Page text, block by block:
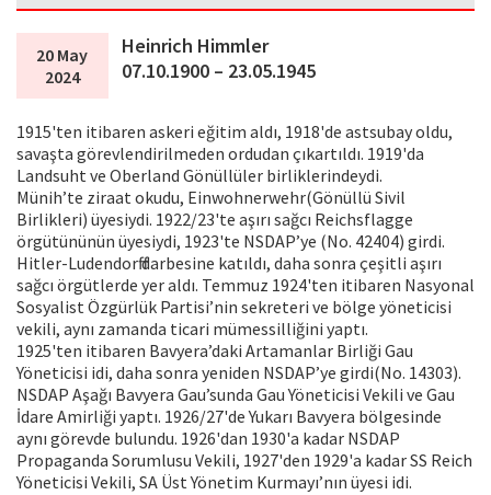
20 May
2024
Heinrich Himmler
07.10.1900 – 23.05.1945
1915'ten itibaren askeri eğitim aldı, 1918'de astsubay oldu,
savaşta görevlendirilmeden ordudan çıkartıldı. 1919'da
Landsuht ve Oberland Gönüllüler birliklerindeydi.
Münih’te ziraat okudu, Einwohnerwehr(Gönüllü Sivil
Birlikleri) üyesiydi. 1922/23'te aşırı sağcı Reichsflagge
örgütününün üyesiydi, 1923'te NSDAP’ye (No. 42404) girdi.
Hitler-Ludendorff darbesine katıldı, daha sonra çeşitli aşırı
sağcı örgütlerde yer aldı. Temmuz 1924'ten itibaren Nasyonal
Sosyalist Özgürlük Partisi’nin sekreteri ve bölge yöneticisi
vekili, aynı zamanda ticari mümessilliğini yaptı.
1925'ten itibaren Bavyera’daki Artamanlar Birliği Gau
Yöneticisi idi, daha sonra yeniden NSDAP’ye girdi(No. 14303).
NSDAP Aşağı Bavyera Gau’sunda Gau Yöneticisi Vekili ve Gau
İdare Amirliği yaptı. 1926/27'de Yukarı Bavyera bölgesinde
aynı görevde bulundu. 1926'dan 1930'a kadar NSDAP
Propaganda Sorumlusu Vekili, 1927'den 1929'a kadar SS Reich
Yöneticisi Vekili, SA Üst Yönetim Kurmayı’nın üyesi idi.